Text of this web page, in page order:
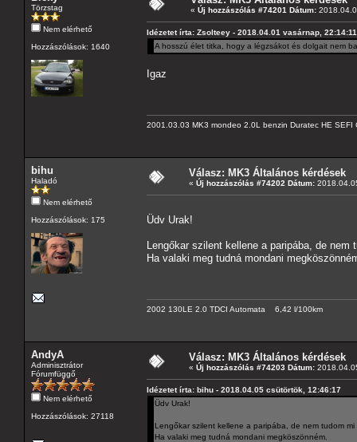
Törzstag
Nem elérhető
Hozzászólások: 1640
« Új hozzászólás #74201 Dátum:
Idézetet írta: Zsolteey - 2018.04.01 vasárnap, 22:14:11
A hosszú élet titka, hogy a légzsákot és dolgait nem
Igaz
2001.03.03 MK3 mondeo 2.0L benzin Duratec HE
bihu
Haladó
Nem elérhető
Hozzászólások: 175
Válasz: MK3 Általános kérdések
« Új hozzászólás #74202 Dátum:
Üdv Urak!
Lengőkar szilent kellene a paripába, de
Ha valaki meg tudná mondani
2002 130LE 2.0 TDCI Automata 6,42 l/100km
AndyA
Adminisztrátor
Fórumfüggő
Nem elérhető
Hozzászólások: 27118
Válasz: MK3 Általános kérdések
« Új hozzászólás #74203 Dátum:
Idézetet írta: bihu - 2018.04.05 csütörtök, 12:46:17
Üdv Urak!
Lengőkar szilent kellene a paripába, de nem tudom
Ha valaki meg tudná mondani megköszönném.